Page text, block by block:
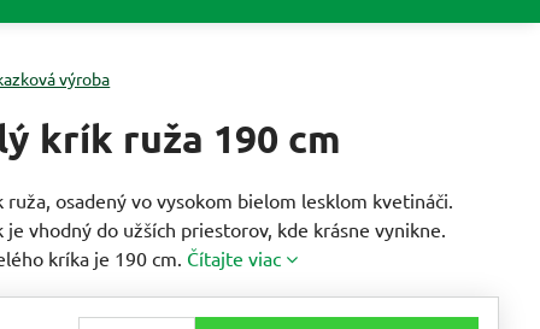
výroba
krík ruža 190 cm
ruža, osadený vo vysokom bielom lesklom kvetináči.
je vhodný do užších priestorov, kde krásne vynikne.
kríka je 190 cm. Čítajte viac